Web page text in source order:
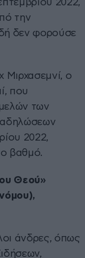
2022,
την
δεν φορούσε
ο
που
των
2022,
βαθμό.
Θεού»
άνδρες, όπως